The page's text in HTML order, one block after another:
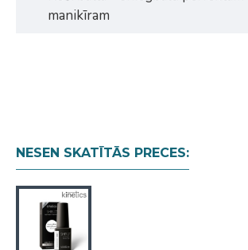
manikīram
NESEN SKATĪTĀS PRECES: